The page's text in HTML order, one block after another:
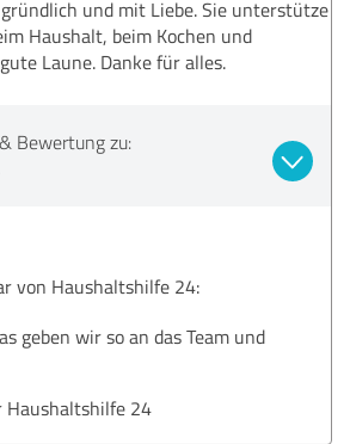
und mit Liebe. Sie unterstütze
Haushalt, beim Kochen und
Laune. Danke für alles.
Bewertung zu:
von Haushaltshilfe 24:
geben wir so an das Team und
Haushaltshilfe 24